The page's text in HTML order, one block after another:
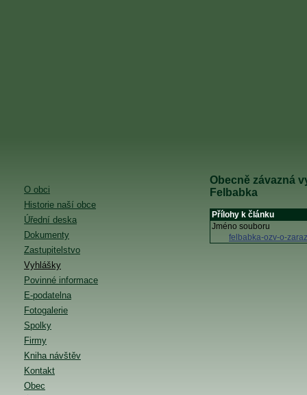
O obci
Historie naší obce
Úřední deska
Dokumenty
Zastupitelstvo
Vyhlášky
Povinné informace
E-podatelna
Fotogalerie
Spolky
Firmy
Kniha návštěv
Kontakt
Obec
Obecně závazná
Felbabka
Přílohy k článku
Jméno souboru
felbabka-ozv-o-